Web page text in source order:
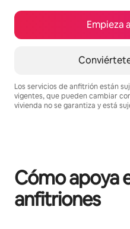
Empieza
Los servicios de anfitrión están
vigentes, que pueden cambiar
vivienda no se garantiza y está
Cómo apoya
anfitriones